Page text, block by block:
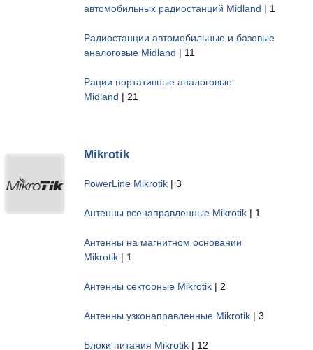
автомобильных радиостанций Midland | 1
Радиостанции автомобильные и базовые
аналоговые Midland | 11
Рации портативные аналоговые
Midland | 21
Mikrotik
PowerLine Mikrotik | 3
Антенны всенаправленные Mikrotik | 1
Антенны на магнитном основании
Mikrotik | 1
Антенны секторные Mikrotik | 2
Антенны узконаправленные Mikrotik | 3
Блоки питания Mikrotik | 12